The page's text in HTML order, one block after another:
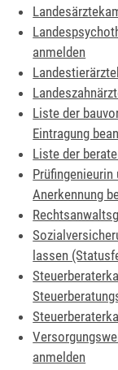
anmelden
Liste der
Eintragung
Liste der
Anerkennung
lassen
anmelden